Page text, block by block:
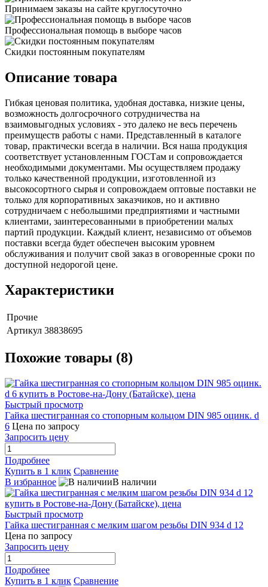
Принимаем заказы на сайте круглосуточно
Профессиональная помощь в выборе часов
Скидки постоянным покупателям
Описание товара
Гибкая ценовая политика, удобная доставка, низкие цены,
возможность долгосрочного сотрудничества на
взаимовыгодных условиях - это далеко не весь перечень
преимуществ работы с нами. Представленный в каталоге
товар, практически всегда в наличии. Вся наша продукция
соответствует установленным ГОСТам и сопровождается
необходимыми документами. Мы осуществляем продажу
только качественной продукции, изготовленной из
высокосортного сырья и сопровождаем оптовые поставки не
только для корпоративных заказчиков, но и активно
сотрудничаем с небольшими предприятиями и частными
клиентами, заинтересованными в приобретении малых
партий продукции. Каждый клиент, независимо от объемов
поставки всегда будет обеспечен высоким уровнем
обслуживания и получит свой заказ в оговоренные сроки по
доступной недорогой цене.
Характеристики
Прочие
Артикул 38838695
Похожие товары (8)
Быстрый просмотр
Гайка шестигранная со стопорным кольцом DIN 985 оцинк. d
6 Цена по запросу
Запросить цену
Подробнее
Купить в 1 клик Сравнение
В избранное
В наличии
Быстрый просмотр
Гайка шестигранная с мелким шагом резьбы DIN 934 d 12
Цена по запросу
Запросить цену
Подробнее
Купить в 1 клик Сравнение